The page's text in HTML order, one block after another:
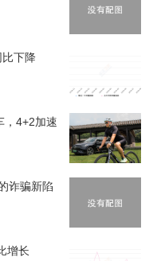
下降
，4+2加速
诈骗新陷
增长